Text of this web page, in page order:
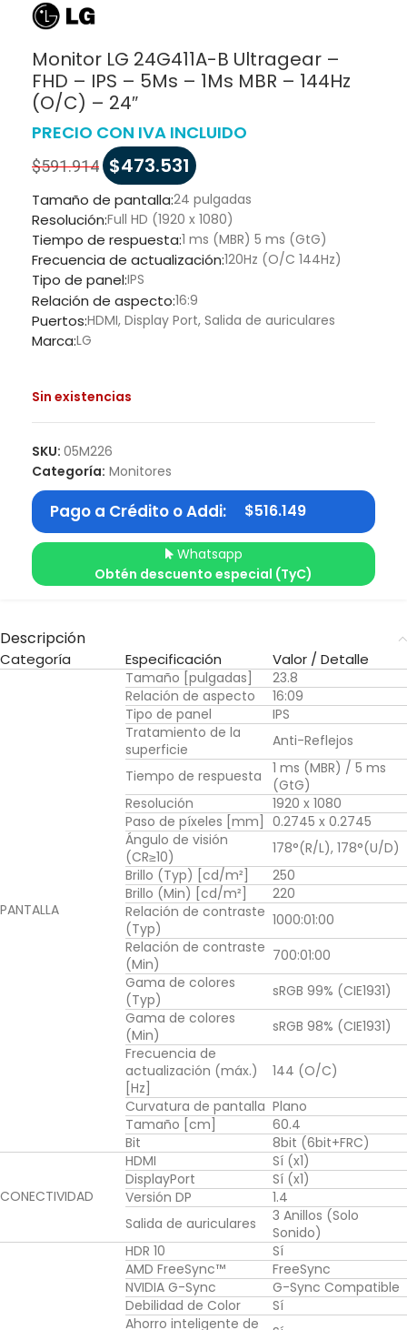
Monitor LG 24G411A-B Ultragear –
FHD – IPS – 5Ms – 1Ms MBR – 144Hz
(O/C) – 24″
PRECIO CON IVA INCLUIDO
$591.914 $473.531
Tamaño de pantalla:24 pulgadas
Resolución:Full HD (1920 x 1080)
Tiempo de respuesta:1 ms (MBR) 5 ms (GtG)
Frecuencia de actualización:120Hz (O/C 144Hz)
Tipo de panel:IPS
Relación de aspecto:16:9
Puertos:HDMI, Display Port, Salida de auriculares
Marca:LG
Sin existencias
SKU: 05M226
Categoría: Monitores
Pago a Crédito o Addi: $516.149
Whatsapp
Obtén descuento especial (TyC)
Descripción
Categoría Especificación Valor / Detalle
PANTALLA
Tamaño [pulgadas]
23.8
Relación de aspecto
16:09
Tipo de panel
IPS
Tratamiento de la
superficie
Anti-Reflejos
Tiempo de respuesta
1 ms (MBR) / 5 ms
(GtG)
Resolución
1920 x 1080
Paso de píxeles [mm]
0.2745 x 0.2745
Ángulo de visión
(CR≥10)
178°(R/L), 178°(U/D)
Brillo (Typ) [cd/m²]
250
Brillo (Min) [cd/m²]
220
Relación de contraste
(Typ)
1000:01:00
Relación de contraste
(Min)
700:01:00
Gama de colores
(Typ)
sRGB 99% (CIE1931)
Gama de colores
(Min)
sRGB 98% (CIE1931)
Frecuencia de
actualización (máx.)
[Hz]
144 (O/C)
Curvatura de pantalla Plano
Tamaño [cm]
60.4
Bit
8bit (6bit+FRC)
CONECTIVIDAD
HDMI
Sí (x1)
DisplayPort
Sí (x1)
Versión DP
1.4
Salida de auriculares
3 Anillos (Solo
Sonido)
HDR 10
Sí
AMD FreeSync™
FreeSync
NVIDIA G-Sync
G-Sync Compatible
Debilidad de Color
Sí
Ahorro inteligente de